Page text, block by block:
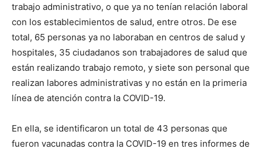
trabajo administrativo, o que ya no tenían relación laboral
con los establecimientos de salud, entre otros. De ese
total, 65 personas ya no laboraban en centros de salud y
hospitales, 35 ciudadanos son trabajadores de salud que
están realizando trabajo remoto, y siete son personal que
realizan labores administrativas y no están en la primeria
línea de atención contra la COVID-19.
En ella, se identificaron un total de 43 personas que
fueron vacunadas contra la COVID-19 en tres informes de